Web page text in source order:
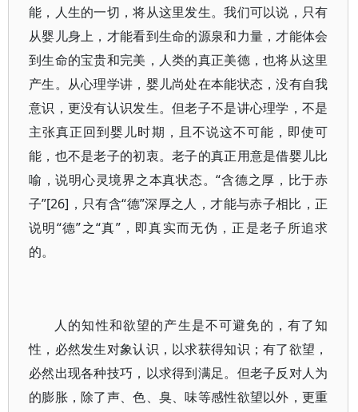
能，人生的一切，将从这里发生。我们可以说，只有
从婴儿身上，才能看到生命的源泉和力量，才能体会
到生命的宝贵和完美，人类的真正美德，也将从这里
产生。从心理学讲，婴儿尚处在本能状态，没有自我
意识，更没有认识发生。但老子不是讲心理学，不是
主张真正回到婴儿时期，且不说这不可能，即使可
能，也不是老子的初衷。老子的真正用意是借婴儿比
喻，说明心灵境界之本真状态。“含德之厚，比于赤
子”[26]，只有含“德”深厚之人，才能与赤子相比，正
说明“德”之“真”，即真实而无伪，正是老子所追求
的。
人的知性和欲望的产生是不可避免的，有了知
性，必然发生对象认识，以求获得知识；有了欲望，
必然出现各种技巧，以求得到满足。但老子反对人为
的膨胀，除了声、色、臭、味等感性欲望以外，更重